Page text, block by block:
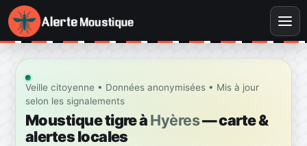
Veille citoyenne • Données anonymisées • Mis à jour
selon les signalements
Moustique tigre àHyères— carte &
alertes locales